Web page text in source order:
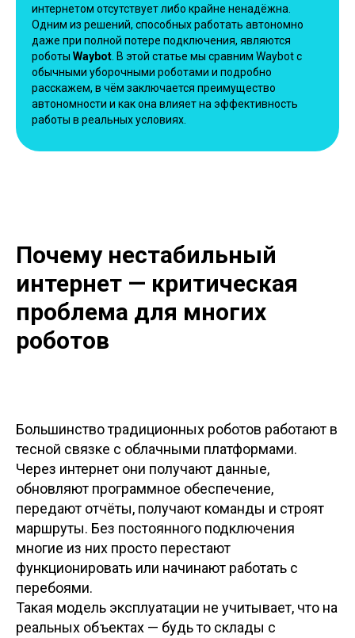
интернетом отсутствует либо крайне ненадёжна.
Одним из решений, способных работать автономно
даже при полной потере подключения, являются
роботы Waybot . В этой статье мы сравним Waybot с
обычными уборочными роботами и подробно
расскажем, в чём заключается преимущество
автономности и как она влияет на эффективность
работы в реальных условиях.
Почему нестабильный
интернет — критическая
проблема для многих
роботов
Большинство традиционных роботов работают в
тесной связке с облачными платформами.
Через интернет они получают данные,
обновляют программное обеспечение,
передают отчёты, получают команды и строят
маршруты. Без постоянного подключения
многие из них просто перестают
функционировать или начинают работать с
перебоями.
Такая модель эксплуатации не учитывает, что на
реальных объектах — будь то склады с